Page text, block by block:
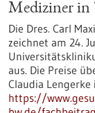
Mediziner in
Die Dres. Carl
zeichnet am 24.
aus. Die Preise
Claudia
https://